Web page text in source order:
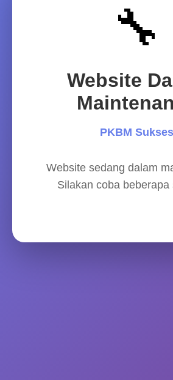
🔧
Website
PKBM Sukses
Website sedang dalam
Silakan coba beberapa